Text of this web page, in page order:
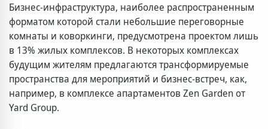
Бизнес-инфраструктура, наиболее распространенным
форматом которой стали небольшие переговорные
комнаты и коворкинги, предусмотрена проектом лишь
в 13% жилых комплексов. В некоторых комплексах
будущим жителям предлагаются трансформируемые
пространства для мероприятий и бизнес-встреч, как,
например, в комплексе апартаментов Zen Garden от
Yard Group.